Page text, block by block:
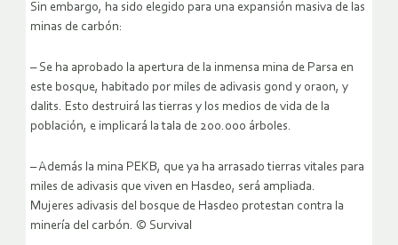
Sin embargo, ha sido elegido para una expansión masiva de las
minas de carbón:
– Se ha aprobado la apertura de la inmensa mina de Parsa en
este bosque, habitado por miles de adivasis gond y oraon, y
dalits. Esto destruirá las tierras y los medios de vida de la
población, e implicará la tala de 200.000 árboles.
– Además la mina PEKB, que ya ha arrasado tierras vitales para
miles de adivasis que viven en Hasdeo, será ampliada.
Mujeres adivasis del bosque de Hasdeo protestan contra la
minería del carbón. © Survival